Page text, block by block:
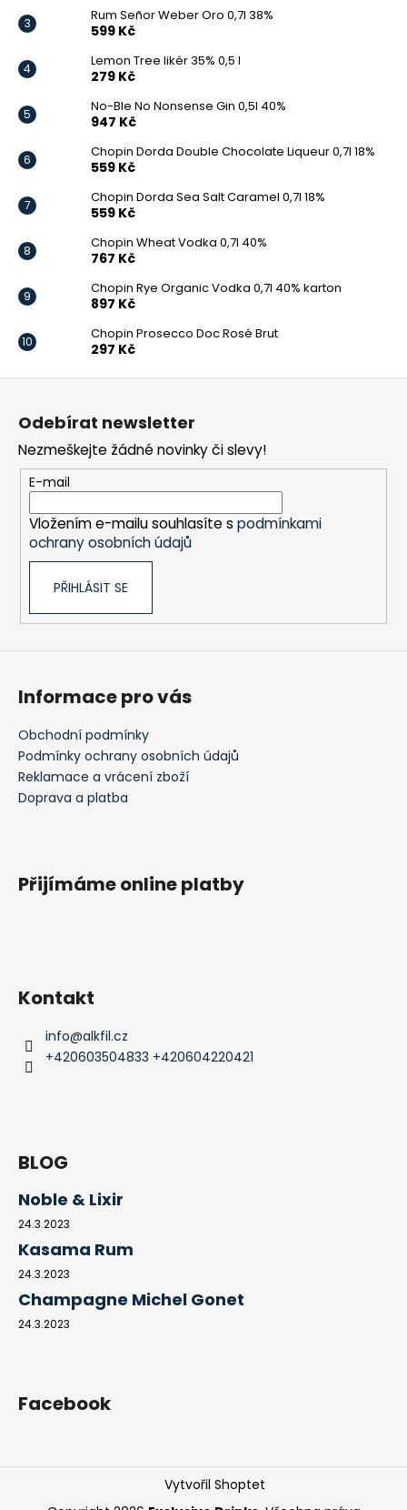
Rum Señor Weber Oro 0,7l 38%
599 Kč
Lemon Tree likér 35% 0,5 l
279 Kč
No-Ble No Nonsense Gin 0,5l 40%
947 Kč
Chopin Dorda Double Chocolate Liqueur 0,7l 18%
559 Kč
Chopin Dorda Sea Salt Caramel 0,7l 18%
559 Kč
Chopin Wheat Vodka 0,7l 40%
767 Kč
Chopin Rye Organic Vodka 0,7l 40% karton
897 Kč
Chopin Prosecco Doc Rosé Brut
297 Kč
CHOPIN
DOUBLE
CHOCOLATE
0,7L
18%
559
Kč
Z
Odebírat newsletter
Nezmeškejte žádné novinky či slevy!
E-mail
Vložením e-mailu souhlasíte s podmínkami
ochrany osobních údajů
PŘIHLÁSIT SE
Informace pro vás
Obchodní podmínky
Podmínky ochrany osobních údajů
Reklamace a vrácení zboží
Doprava a platba
Přijímáme online platby
Kontakt
info@alkfil.cz
+420603504833 +420604220421
BLOG
Noble & Lixir
24.3.2023
Kasama Rum
24.3.2023
Champagne Michel Gonet
24.3.2023
Facebook
Vytvořil Shoptet